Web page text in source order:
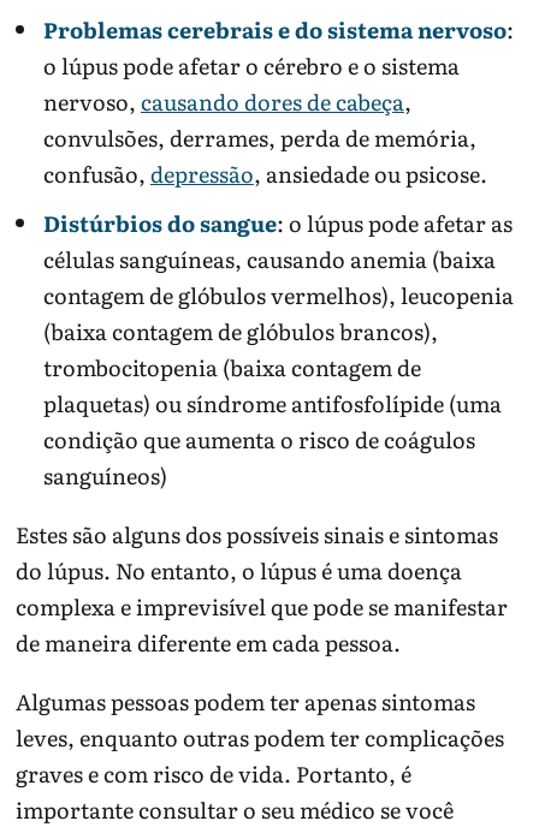
Problemas cerebrais e do sistema nervoso:
o lúpus pode afetar o cérebro e o sistema
nervoso,causando dores de cabeça,
convulsões, derrames, perda de memória,
confusão,depressão, ansiedade ou psicose.
Distúrbios do sangue: o lúpus pode afetar as
células sanguíneas, causando anemia (baixa
contagem de glóbulos vermelhos), leucopenia
(baixa contagem de glóbulos brancos),
trombocitopenia (baixa contagem de
plaquetas) ou síndrome antifosfolípide (uma
condição que aumenta o risco de coágulos
sanguíneos)
Estes são alguns dos possíveis sinais e sintomas
do lúpus. No entanto, o lúpus é uma doença
complexa e imprevisível que pode se manifestar
de maneira diferente em cada pessoa.
Algumas pessoas podem ter apenas sintomas
leves, enquanto outras podem ter complicações
graves e com risco de vida. Portanto, é
importante consultar o seu médico se você